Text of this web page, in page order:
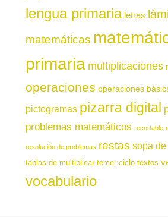
lengua primaria letras
matemáticas
primaria multiplicaciones
operaciones operaciones
pictogramas pizarra digital
problemas matemáticos recortable
resolución de problemas restas sopa de
tablas de multiplicar tercer ciclo textos
vocabulario